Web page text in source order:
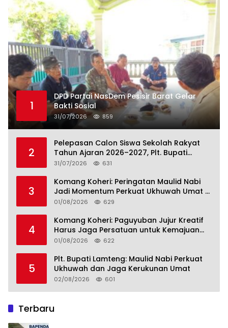
1
DPD Partai NasDem Pesisir Barat Gelar
Bakti Sosial
31/07/2026 859
2
Pelepasan Calon Siswa Sekolah Rakyat
Tahun Ajaran 2026–2027, Plt. Bupati
Lamteng Tegaskan Komitmen Hadirkan
31/07/2026 631
3
Komang Koheri: Peringatan Maulid Nabi
Jadi Momentum Perkuat Ukhuwah Umat di
Lampung Tengah
01/08/2026 629
4
Komang Koheri: Paguyuban Jujur Kreatif
Harus Jaga Persatuan untuk Kemajuan
Lampung Tengah
01/08/2026 622
5
Plt. Bupati Lamteng: Maulid Nabi Perkuat
Ukhuwah dan Jaga Kerukunan Umat
02/08/2026 601
Terbaru